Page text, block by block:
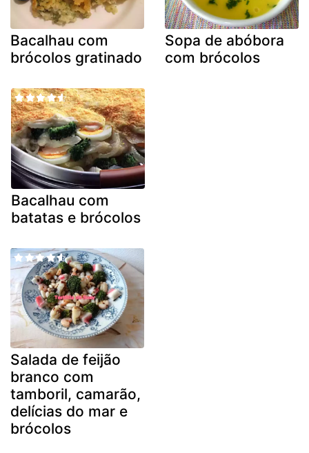
Bacalhau com
brócolos gratinado
Sopa de abóbora
com brócolos
Bacalhau com
batatas e brócolos
Salada de feijão
branco com
tamboril, camarão,
delícias do mar e
brócolos